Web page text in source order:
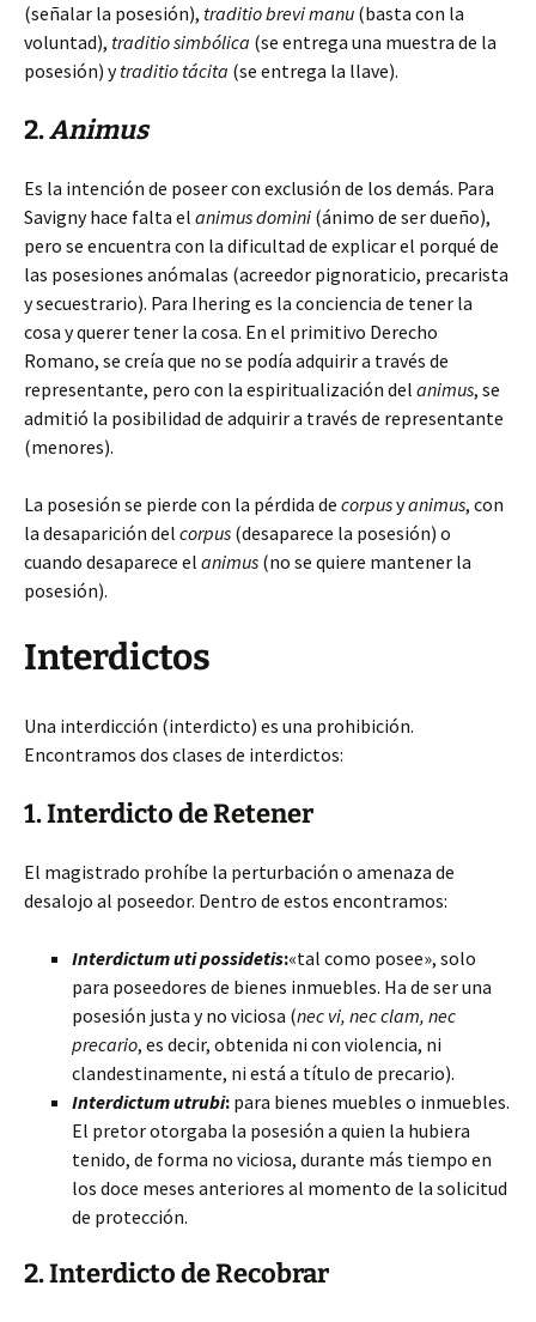
(señalar la posesión), traditio brevi manu (basta con la
voluntad), traditio simbólica (se entrega una muestra de la
posesión) ytraditio tácita (se entrega la llave).
2.Animus
Es la intención de poseer con exclusión de los demás. Para
Savigny hace falta el animus domini (ánimo de ser dueño),
pero se encuentra con la dificultad de explicar el porqué de
las posesiones anómalas (acreedor pignoraticio, precarista
y secuestrario). Para Ihering es la conciencia de tener la
cosa y querer tener la cosa. En el primitivo Derecho
Romano, se creía que no se podía adquirir a través de
representante, pero con la espiritualización del animus, se
admitió la posibilidad de adquirir a través de representante
(menores).
La posesión se pierde con la pérdida de corpusyanimus, con
la desaparición del corpus (desaparece la posesión) o
cuando desaparece el animus (no se quiere mantener la
posesión).
Interdictos
Una interdicción (interdicto) es una prohibición.
Encontramos dos clases de interdictos:
1. Interdicto de Retener
El magistrado prohíbe la perturbación o amenaza de
desalojo al poseedor. Dentro de estos encontramos:
Interdictum uti possidetis:«tal como posee», solo
para poseedores de bienes inmuebles. Ha de ser una
posesión justa y no viciosa (nec vi, nec clam, nec
precario, es decir, obtenida ni con violencia, ni
clandestinamente, ni está a título de precario).
Interdictum utrubi: para bienes muebles o inmuebles.
El pretor otorgaba la posesión a quien la hubiera
tenido, de forma no viciosa, durante más tiempo en
los doce meses anteriores al momento de la solicitud
de protección.
2. Interdicto de Recobrar